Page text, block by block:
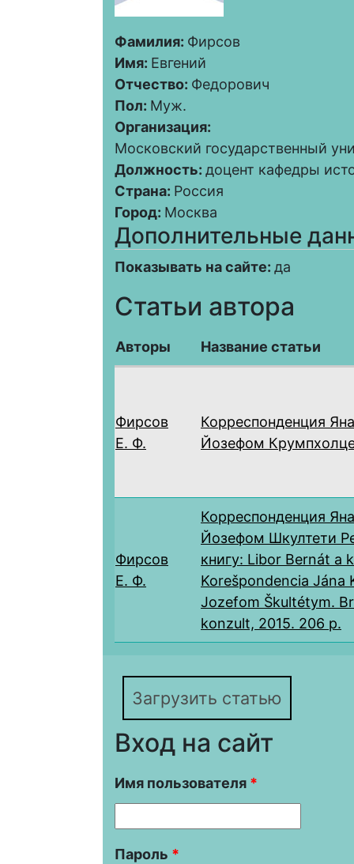
Фамилия: Фирсов
Имя: Евгений
Отчество: Федорович
Пол: Муж.
Организация:
Московский государственный
Должность: доцент кафедры
Страна: Россия
Город: Москва
Дополнительные
Показывать на сайте: да
Статьи автора
Авторы Название статьи
Фирсов
Е. Ф.
Корреспонденция
Йозефом
Фирсов
Е. Ф.
Корреспонденция
Йозефом Шкултети
книгу: Libor Bernát a
Korešpondencia Jána
Jozefom Škultétym.
konzult, 2015. 206 p.
Загрузить статью
Вход на сайт
Имя пользователя *
Пароль *